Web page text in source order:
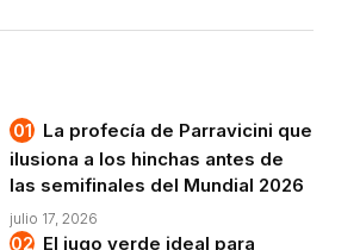
La profecía de Parravicini que
ilusiona a los hinchas antes de
las semifinales del Mundial 2026
julio 17, 2026
El jugo verde ideal para